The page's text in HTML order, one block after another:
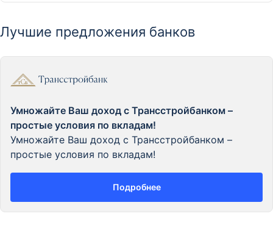
Лучшие предложения банков
Умножайте Ваш доход с Трансстройбанком –
простые условия по вкладам!
Умножайте Ваш доход с Трансстройбанком –
простые условия по вкладам!
Подробнее